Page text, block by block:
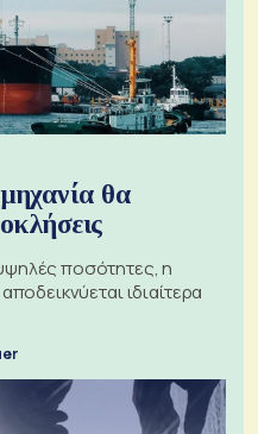
θα
ποσότητες, η
ιδιαίτερα